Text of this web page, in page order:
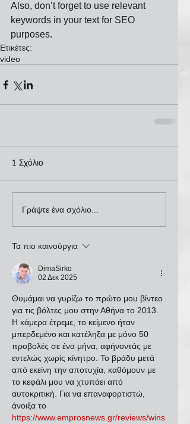
Also, don’t forget to use relevant
keywords in your text for SEO
purposes.
Ετικέτες:
video
1 Σχόλιο
Γράψτε ένα σχόλιο...
Τα πιο καινούργια
DimaSirko
02 Δεκ 2025
Θυμάμαι να γυρίζω το πρώτο μου βίντεο
για τις βόλτες μου στην Αθήνα το 2013.
Η κάμερα έτρεμε, το κείμενο ήταν
μπερδεμένο και κατέληξα με μόνο 50
προβολές σε ένα μήνα, αφήνοντάς με
εντελώς χωρίς κίνητρο. Το βράδυ μετά
από εκείνη την αποτυχία, καθόμουν με
το κεφάλι μου να χτυπάει από
αυτοκριτική. Για να επαναφορτιστώ,
άνοιξα το
https://www.emprosnews.gr/reviews/wins